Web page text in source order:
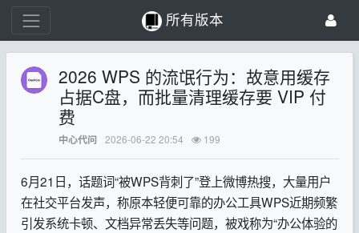
所有版本
2026 WPS 的流氓行为：故意用缓存
占据C盘，而批量清理缓存要 VIP 付
费
中心代问 2026-06-22 20:54 199
6月21日，话题词“被WPS背刺了”登上微博热搜，大量用户
在社交平台发声，称原本轻便可靠的办公工具WPS近期频繁
引发系统卡顿、文档异常丢失等问题，被戏称为“办公体验的